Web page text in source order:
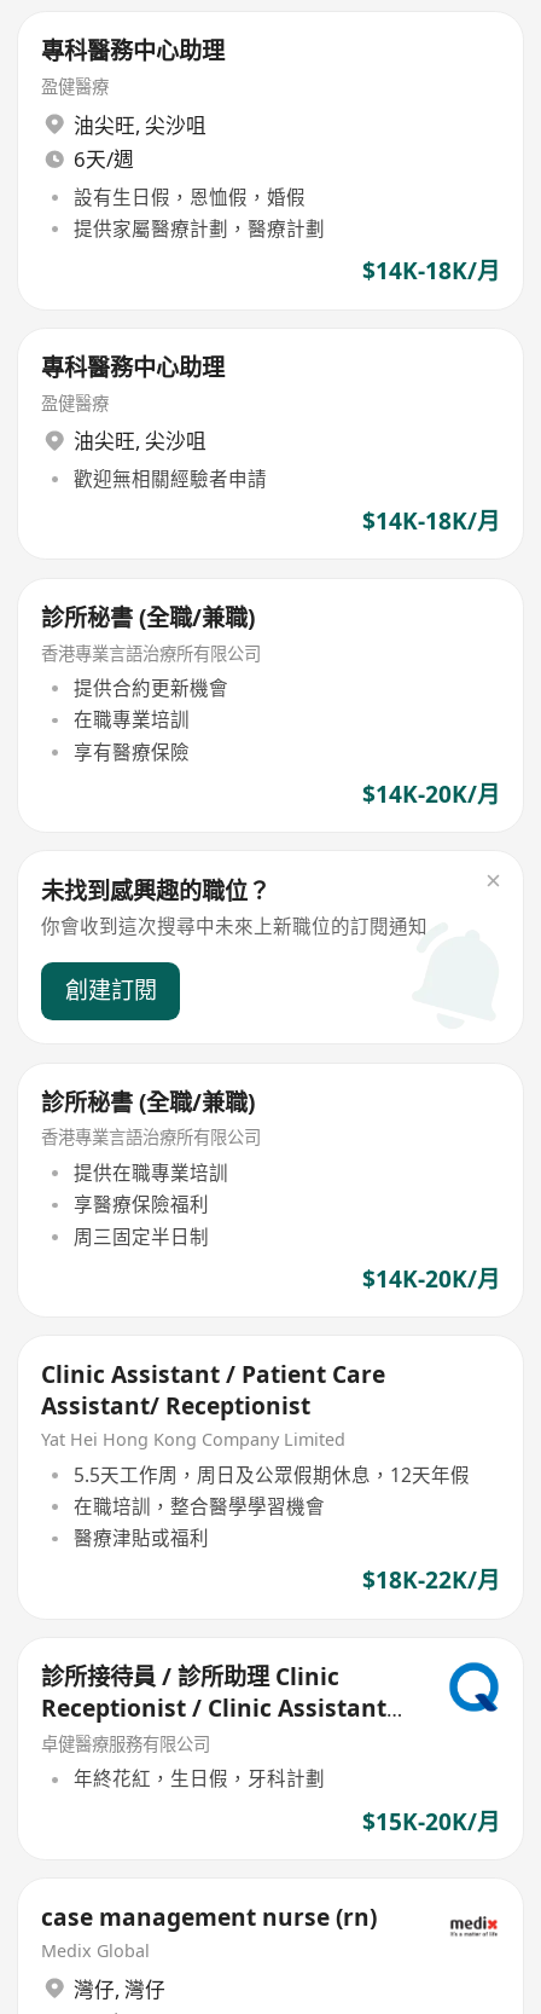
專科醫務中心助理
盈健醫療
油尖旺, 尖沙咀
6天/週
設有生日假，恩恤假，婚假
提供家屬醫療計劃，醫療計劃
$14K-18K/月
專科醫務中心助理
盈健醫療
油尖旺, 尖沙咀
歡迎無相關經驗者申請
$14K-18K/月
診所秘書 (全職/兼職)
香港專業言語治療所有限公司
提供合約更新機會
在職專業培訓
享有醫療保險
$14K-20K/月
未找到感興趣的職位？
你會收到這次搜尋中未來上新職位的訂閱通知
創建訂閱
診所秘書 (全職/兼職)
香港專業言語治療所有限公司
提供在職專業培訓
享醫療保險福利
周三固定半日制
$14K-20K/月
Clinic Assistant / Patient Care
Assistant/ Receptionist
Yat Hei Hong Kong Company Limited
5.5天工作周，周日及公眾假期休息，12天年假
在職培訓，整合醫學學習機會
醫療津貼或福利
$18K-22K/月
診所接待員 / 診所助理 Clinic
Receptionist / Clinic Assistant
(中環)
卓健醫療服務有限公司
年終花紅，生日假，牙科計劃
$15K-20K/月
case management nurse (rn)
Medix Global
灣仔, 灣仔